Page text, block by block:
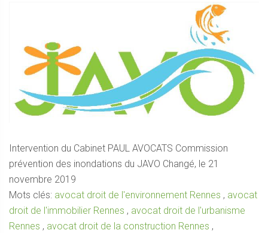
Intervention du Cabinet PAUL AVOCATS Commission
prévention des inondations du JAVO Changé, le 21
novembre 2019
Mots clés: avocat droit de l'environnement Rennes , avocat
droit de l'immobilier Rennes , avocat droit de l'urbanisme
Rennes , avocat droit de la construction Rennes ,